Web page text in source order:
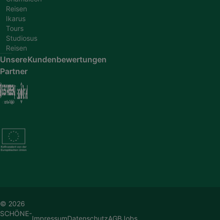
Reisen
Ikarus
Tours
Studiosus
Reisen
Unsere
Partner
Kundenbewertungen
© 2026
SCHÖNE-
ImpressumDatenschutzAGBJobs